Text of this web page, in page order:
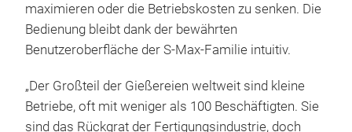
maximieren oder die Betriebskosten zu senken. Die
Bedienung bleibt dank der bewährten
Benutzeroberfläche der S-Max-Familie intuitiv.
„Der Großteil der Gießereien weltweit sind kleine
Betriebe, oft mit weniger als 100 Beschäftigten. Sie
sind das Rückgrat der Fertigungsindustrie, doch